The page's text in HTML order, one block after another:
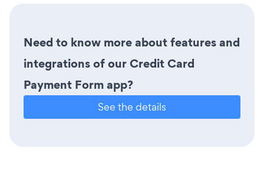
Need to know more about features and
integrations of our Credit Card
Payment Form app?
See the details